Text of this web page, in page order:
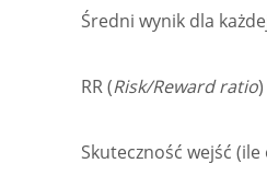
Średni wynik dla
RR (Risk/Reward ratio
Skuteczność wejść (ile